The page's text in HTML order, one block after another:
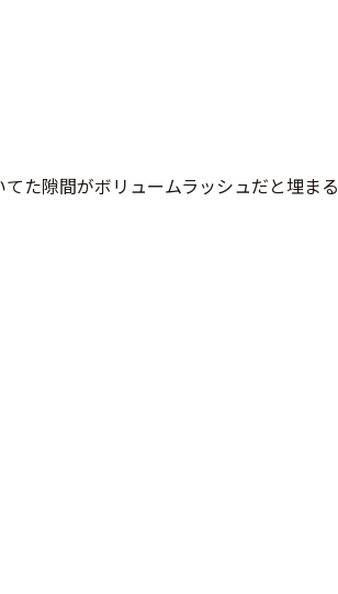
た隙間がボリュームラッシュだと埋まる